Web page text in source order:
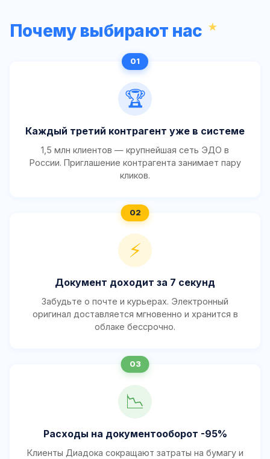
Почему выбирают нас
🏆
Каждый третий контрагент уже в системе
1,5 млн клиентов — крупнейшая сеть ЭДО в
России. Приглашение контрагента занимает пару
кликов.
⚡
Документ доходит за 7 секунд
Забудьте о почте и курьерах. Электронный
оригинал доставляется мгновенно и хранится в
облаке бессрочно.
📉
Расходы на документооборот -95%
Клиенты Диадока сокращают затраты на бумагу и